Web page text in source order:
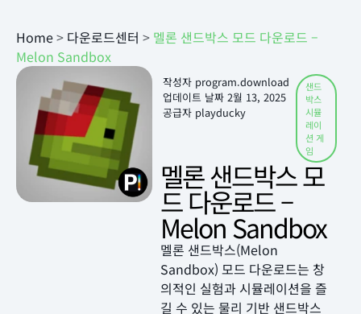
Home> 다운로드센터 > 멜론 샌드박스 모드 다운로드 –
Melon Sandbox
작성자 program.download
업데이트 날짜 2월 13, 2025
공급자 playducky
샌드
박스
시뮬
레이
션 게
임
멜론 샌드박스 모
드 다운로드 –
Melon Sandbox
멜론 샌드박스(Melon
Sandbox) 모드 다운로드는 창
의적인 실험과 시뮬레이션을 즐
길 수 있는 물리 기반 샌드박스